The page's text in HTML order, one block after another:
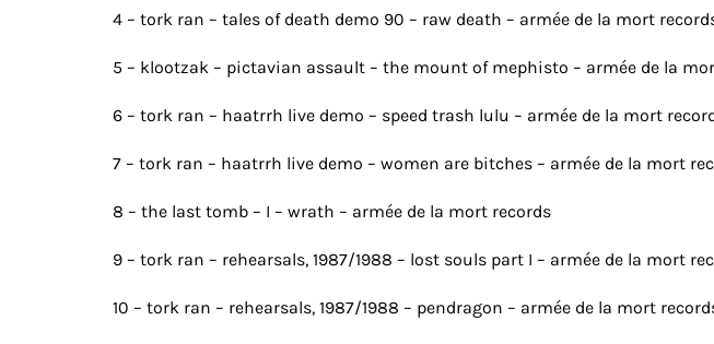
4 – tork ran – tales of death demo 90 – raw death – armée de la mort
5 – klootzak – pictavian assault – the mount of mephisto – armée de la
6 – tork ran – haatrrh live demo – speed trash lulu – armée de la mort
7 – tork ran – haatrrh live demo – women are bitches – armée de la mort
8 – the last tomb – I – wrath – armée de la mort records
9 – tork ran – rehearsals, 1987/1988 – lost souls part I – armée de la mort
10 – tork ran – rehearsals, 1987/1988 – pendragon – armée de la mort